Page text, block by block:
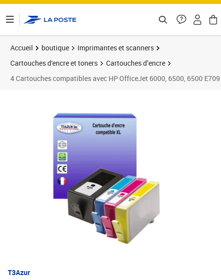
Accueil boutique
Imprimantes et scanners
Cartouches d'encre et toners
Cartouches d’encre
4 Cartouches compatibles avec HP OfficeJet 6000, 6500, 6500
T3Azur